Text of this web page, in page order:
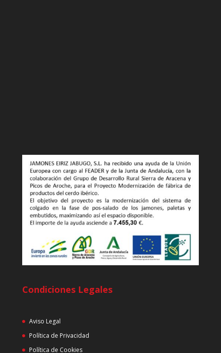
Condiciones Legales
Aviso Legal
Política de Privacidad
Política de Cookies